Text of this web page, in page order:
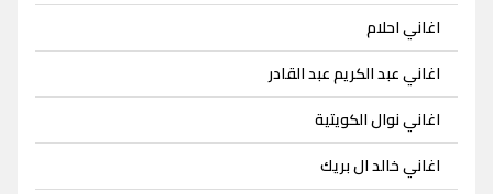
اغاني احلام
اغاني عبد الكريم عبد القادر
اغاني نوال الكويتية
اغاني خالد ال بريك